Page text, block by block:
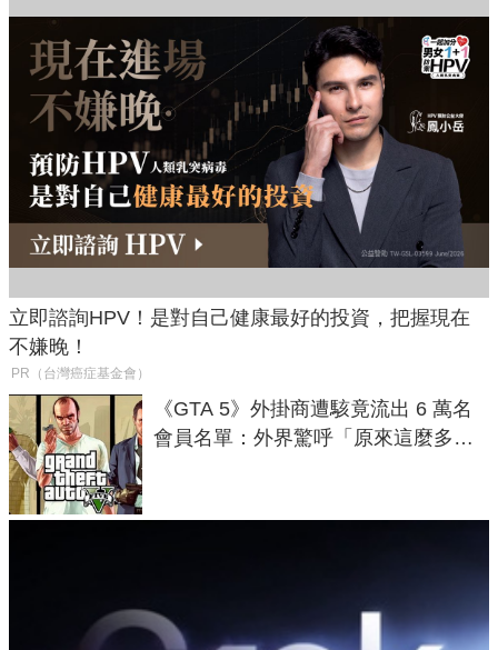
立即諮詢HPV！是對自己健康最好的投資，把握現在
不嫌晚！
PR（台灣癌症基金會）
《GTA 5》外掛商遭駭竟流出 6 萬名
會員名單：外界驚呼「原來這麼多人